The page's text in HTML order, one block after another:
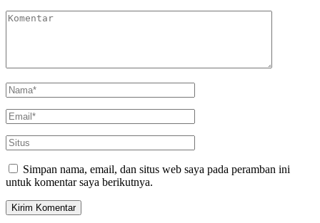
Simpan nama, email, dan situs web saya pada peramban ini
untuk komentar saya berikutnya.